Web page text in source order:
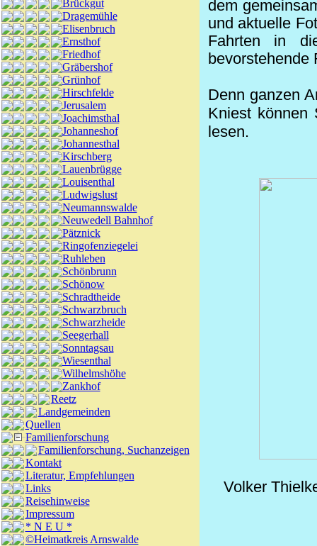
Brückgut
Dragemühle
Elisenbruch
Ernsthof
Friedhof
Gräbershof
Grünhof
Hirschfelde
Jerusalem
Joachimsthal
Johanneshof
Johannesthal
Kirschberg
Lauenbrügge
Louisenthal
Ludwigslust
Neumannswalde
Neuwedell Bahnhof
Pätznick
Ringofenziegelei
Ruhleben
Schönbrunn
Schönow
Schradtheide
Schwarzbruch
Schwarzheide
Seegerhall
Sonntagsau
Wiesenthal
Wilhelmshöhe
Zankhof
Reetz
Landgemeinden
Quellen
Familienforschung
Familienforschung, Suchanzeigen
Kontakt
Literatur, Empfehlungen
Links
Reisehinweise
Impressum
* N E U *
©Heimatkreis Arnswalde
dem
und aktuelle
Fahrten in
bevorstehende
Denn ganzen
Kniest können
lesen.
Volker